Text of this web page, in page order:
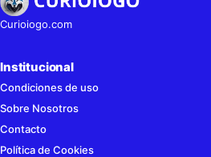
Curioiogo.com
Institucional
Condiciones de uso
Sobre Nosotros
Contacto
Política de Cookies